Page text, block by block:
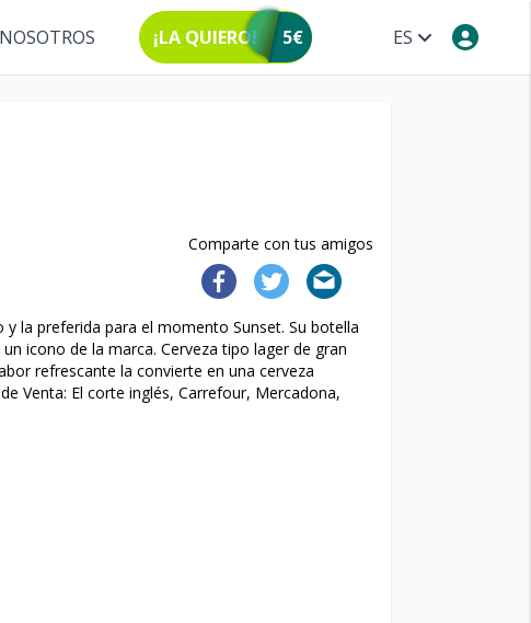
ES
¡LA QUIERO! 5€
Comparte con tus amigos
la preferida para el momento Sunset. Su botella
icono de la marca. Cerveza tipo lager de gran
refrescante la convierte en una cerveza
Venta: El corte inglés, Carrefour, Mercadona,